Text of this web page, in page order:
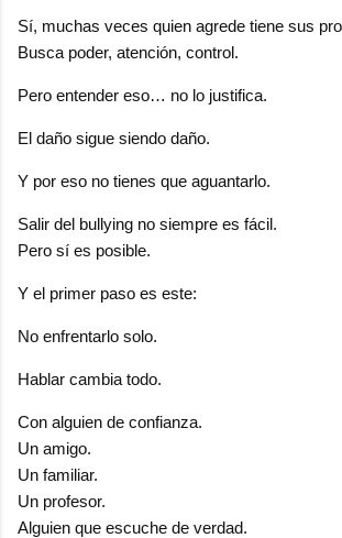
Sí, muchas veces quien agrede tiene sus
Busca poder, atención, control.
Pero entender eso… no lo justifica.
El daño sigue siendo daño.
Y por eso no tienes que aguantarlo.
Salir del bullying no siempre es fácil.
Pero sí es posible.
Y el primer paso es este:
No enfrentarlo solo.
Hablar cambia todo.
Con alguien de confianza.
Un amigo.
Un familiar.
Un profesor.
Alguien que escuche de verdad.